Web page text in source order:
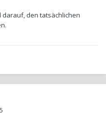
den tatsächlichen